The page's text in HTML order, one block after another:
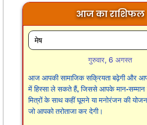
आज का राशिफल
गुरुवार, 6 अगस्त
आज आपकी सामाजिक सक्रियता बढ़ेगी और आप
में हिस्सा ले सकते हैं, जिससे आपके मान-सम्मान में
मित्रों के साथ कहीं घूमने या मनोरंजन की
जो आपको तरोताजा कर देगी।